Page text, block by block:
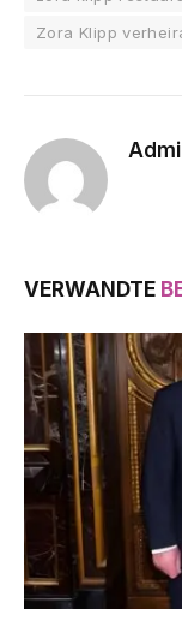
Zora Klipp
VERWANDTE